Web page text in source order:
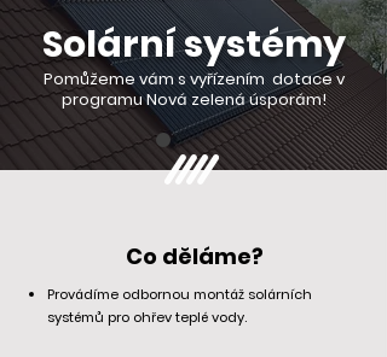
Solární systémy
Pomůžeme vám s vyřízením dotace v
programu Nová zelená úsporám!
Co děláme?
Provádíme odbornou montáž solárních
systémů pro ohřev teplé vody.